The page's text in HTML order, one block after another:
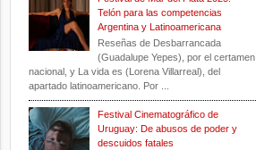
Telón para las competencias
Argentina y Latinoamericana
Reseñas de Desbarrancada
(Guadalupe Yepes), por el certamen
nacional, y La vida es (Lorena Villarreal), del
apartado latinoamericano. Por ...
Festival Cinematográfico de
Uruguay: De abusos de poder y
descuidos fatales